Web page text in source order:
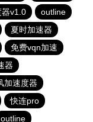
器v1.0
outline
夏时加速器
免费vqn加速
器
加速度器
快连pro
outline